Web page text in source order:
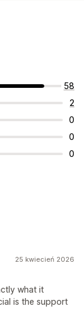
58
2
0
0
0
25 kwiecień 2026
what it
is the support